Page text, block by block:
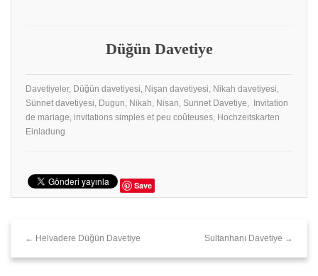
Düğün Davetiye
Davetiyeler, Düğün davetiyesi, Nişan davetiyesi, Nikah davetiyesi,
Sünnet davetiyesi, Dugun, Nikah, Nisan, Sunnet Davetiye, Invitation
de mariage, invitations simples et peu coûteuses, Hochzeitskarten
Einladung
Save
← Helvadere Düğün Davetiye Sultanhanı Davetiye →